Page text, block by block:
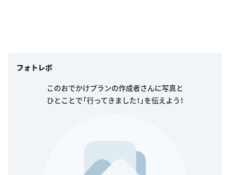
フォトレポ
このおでかけプランの作成者さんに写真と
ひとことで「行ってきました！」を伝えよう！